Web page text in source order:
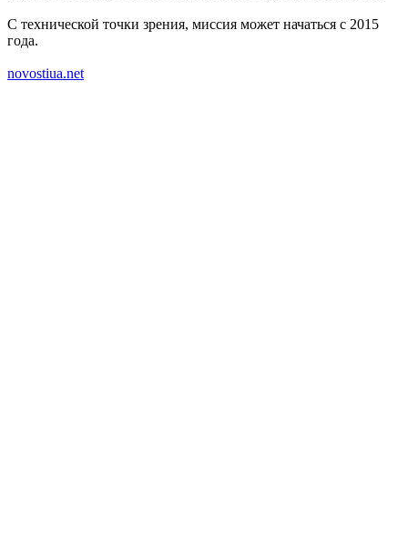
С технической точки зрения, миссия может начаться с 2015
года.
novostiua.net